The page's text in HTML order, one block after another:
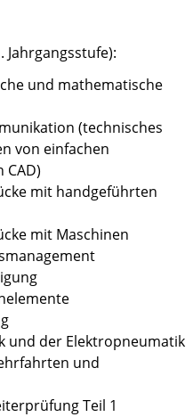
und mathematische
(technisches
von einfachen
mit handgeführten
mit Maschinen
und der Elektropneumatik
und
Teil 1